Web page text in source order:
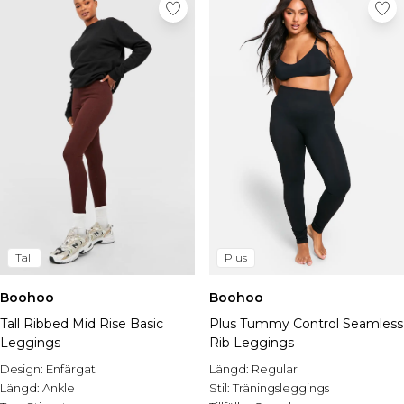
Sneakers & hi-tops
Sandaler & flipflops
Herraccessoarer
Väskor & plånböcker
Solglasögon
Hattar, handskar & halsdukar
Strumpor
Underkläder
Visa alla accessoarer
Rea – Herr
Handla hela herrrean
REA-jeans
REA-byxor
REA-träningsset
REA-hoodies
Tall
Boohoo
Tall Ribbed Mid Rise Basic
Leggings
Design: Enfärgat
Längd: Ankle
Plus
Boohoo
Plus Tummy Control Seamless
Rib Leggings
Längd: Regular
Stil:Träningsleggings